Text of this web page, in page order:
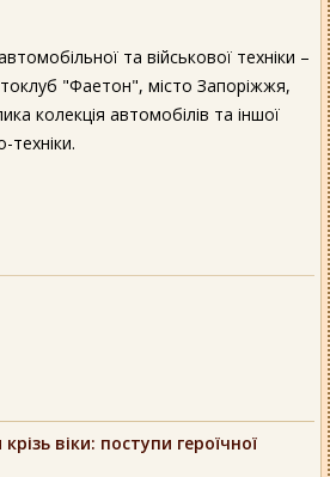
та військової техніки –
"Фаетон", місто Запоріжжя,
колекція автомобілів та іншої
техніки.
віки: поступи героїчної